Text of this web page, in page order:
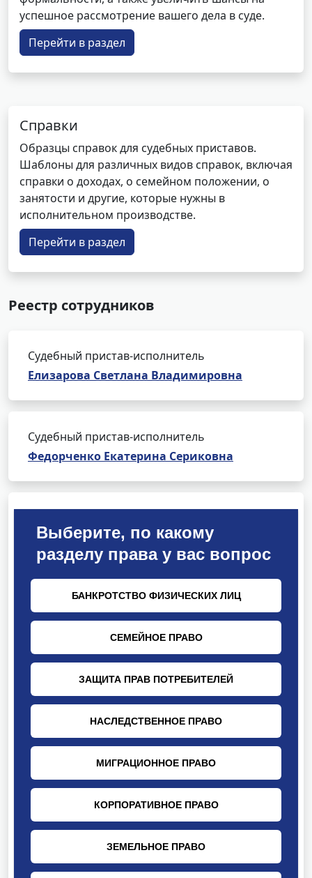
успешное рассмотрение вашего дела в суде.
Перейти в раздел
Справки
Образцы справок для судебных приставов.
Шаблоны для различных видов справок, включая
справки о доходах, о семейном положении, о
занятости и другие, которые нужны в
исполнительном производстве.
Перейти в раздел
Реестр сотрудников
Судебный пристав-исполнитель
Елизарова Светлана Владимировна
Судебный пристав-исполнитель
Федорченко Екатерина Сериковна